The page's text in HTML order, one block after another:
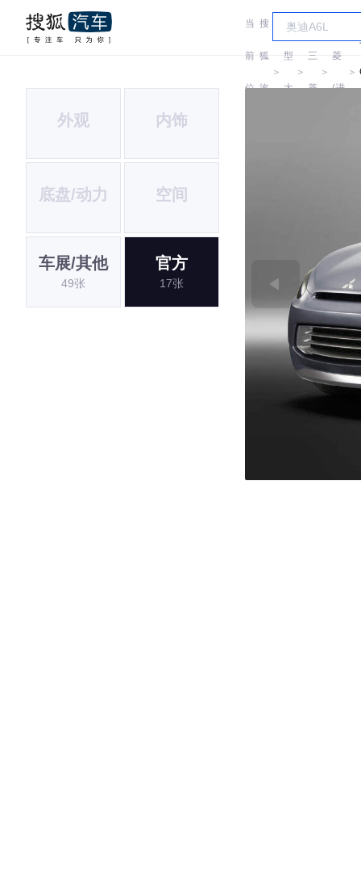
当
前
位
搜
狐
汽
＞
车
型
大
＞
三
菱
＞
菱
(进
＞
外观 内饰
底盘/动力 空间
车展/其他
49张
官方
17张